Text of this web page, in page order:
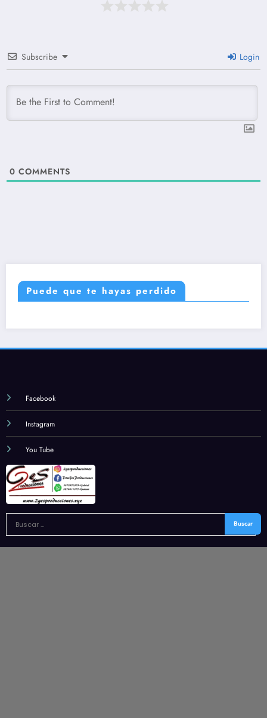
Subscribe Login
0 COMMENTS
Puede que te hayas perdido
Facebook
Instagram
You Tube